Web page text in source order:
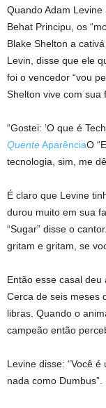
Quando Adam
Behat Principu, os
Blake Shelton a
Levin, disse que ele
foi o vencedor “vou
Shelton vive com sua
“Gostei: ‘O que é
QuenteAparênciaO
tecnologia, sim, me
É claro que Levine
durou muito em sua
“Sugar” disse o
gritam e gritam, se
Então esse casal deu
Cerca de seis meses
libras. Quando o
campeão então
Levine disse: “Você
nada como Dumbus”.